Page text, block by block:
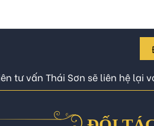
tư vấn Thái Sơn sẽ liên hệ lại